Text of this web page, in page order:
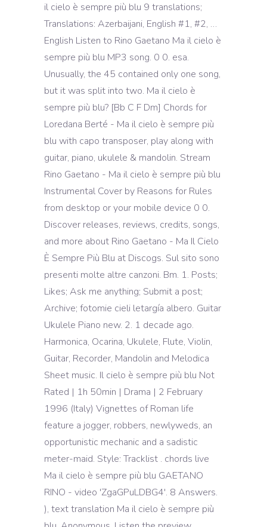
il cielo è sempre più blu 9 translations;
Translations: Azerbaijani, English #1, #2, …
English Listen to Rino Gaetano Ma il cielo è
sempre più blu MP3 song. 0 0. esa.
Unusually, the 45 contained only one song,
but it was split into two. Ma il cielo è
sempre più blu? [Bb C F Dm] Chords for
Loredana Berté - Ma il cielo è sempre più
blu with capo transposer, play along with
guitar, piano, ukulele & mandolin. Stream
Rino Gaetano - Ma il cielo è sempre più blu
Instrumental Cover by Reasons for Rules
from desktop or your mobile device 0 0.
Discover releases, reviews, credits, songs,
and more about Rino Gaetano - Ma Il Cielo
È Sempre Più Blu at Discogs. Sul sito sono
presenti molte altre canzoni. Bm. 1. Posts;
Likes; Ask me anything; Submit a post;
Archive; fotomie cieli letargía albero. Guitar
Ukulele Piano new. 2. 1 decade ago.
Harmonica, Ocarina, Ukulele, Flute, Violin,
Guitar, Recorder, Mandolin and Melodica
Sheet music. Il cielo è sempre più blu Not
Rated | 1h 50min | Drama | 2 February
1996 (Italy) Vignettes of Roman life
feature a jogger, robbers, newlyweds, an
opportunistic mechanic and a sadistic
meter-maid. Style: Tracklist . chords live
Ma il cielo è sempre più blu GAETANO
RINO - video 'ZgaGPuLDBG4'. 8 Answers.
), text translation Ma il cielo è sempre più